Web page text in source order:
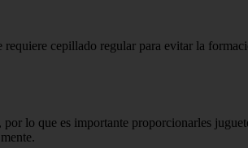
cepillado regular para evitar la
lo que es importante proporcionarles